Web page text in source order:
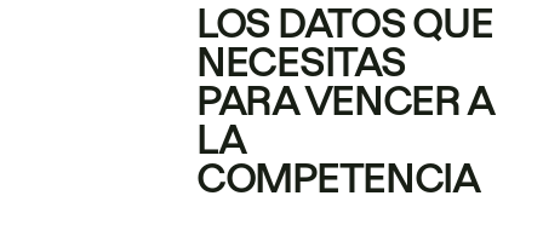
LOS DATOS QUE
NECESITAS
PARA VENCER A
LA
COMPETENCIA